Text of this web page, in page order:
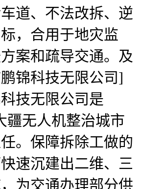
道、不法改拆、逆
，合用于地灾监
案和疏导交通。及
锦科技无限公司]
技无限公司是
疆无人机整治城市
。保障拆除工做的
速沉建出二维、三
为交通办理部分供